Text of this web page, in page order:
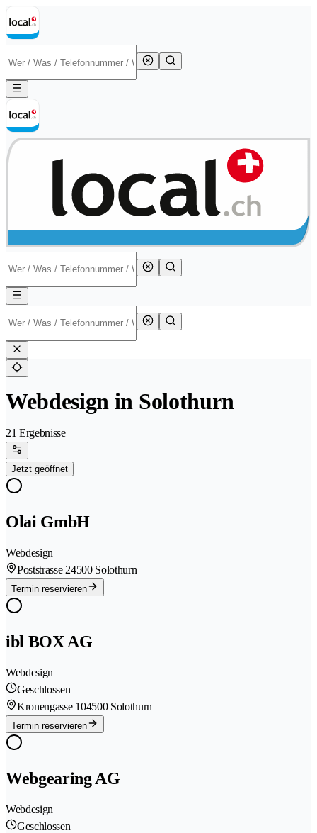
Webdesign in Solothurn
21 Ergebnisse
Jetzt geöffnet
Olai GmbH
Webdesign
Poststrasse 24500 Solothurn
Termin reservieren
ibl BOX AG
Webdesign
Geschlossen
Kronengasse 104500 Solothurn
Termin reservieren
Webgearing AG
Webdesign
Geschlossen